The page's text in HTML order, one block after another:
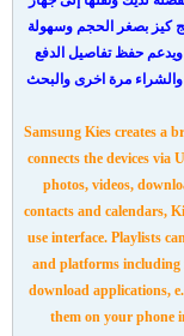
كيز بصغر الحجم وسهولة
حفظ تفاصيل الدفع
مرة اخرى والبحث
Samsung Kies creates a
connects the devices via
photos, videos,
contacts and calendars,
use interface. Playlists
and platforms including
download applications,
them on your phone